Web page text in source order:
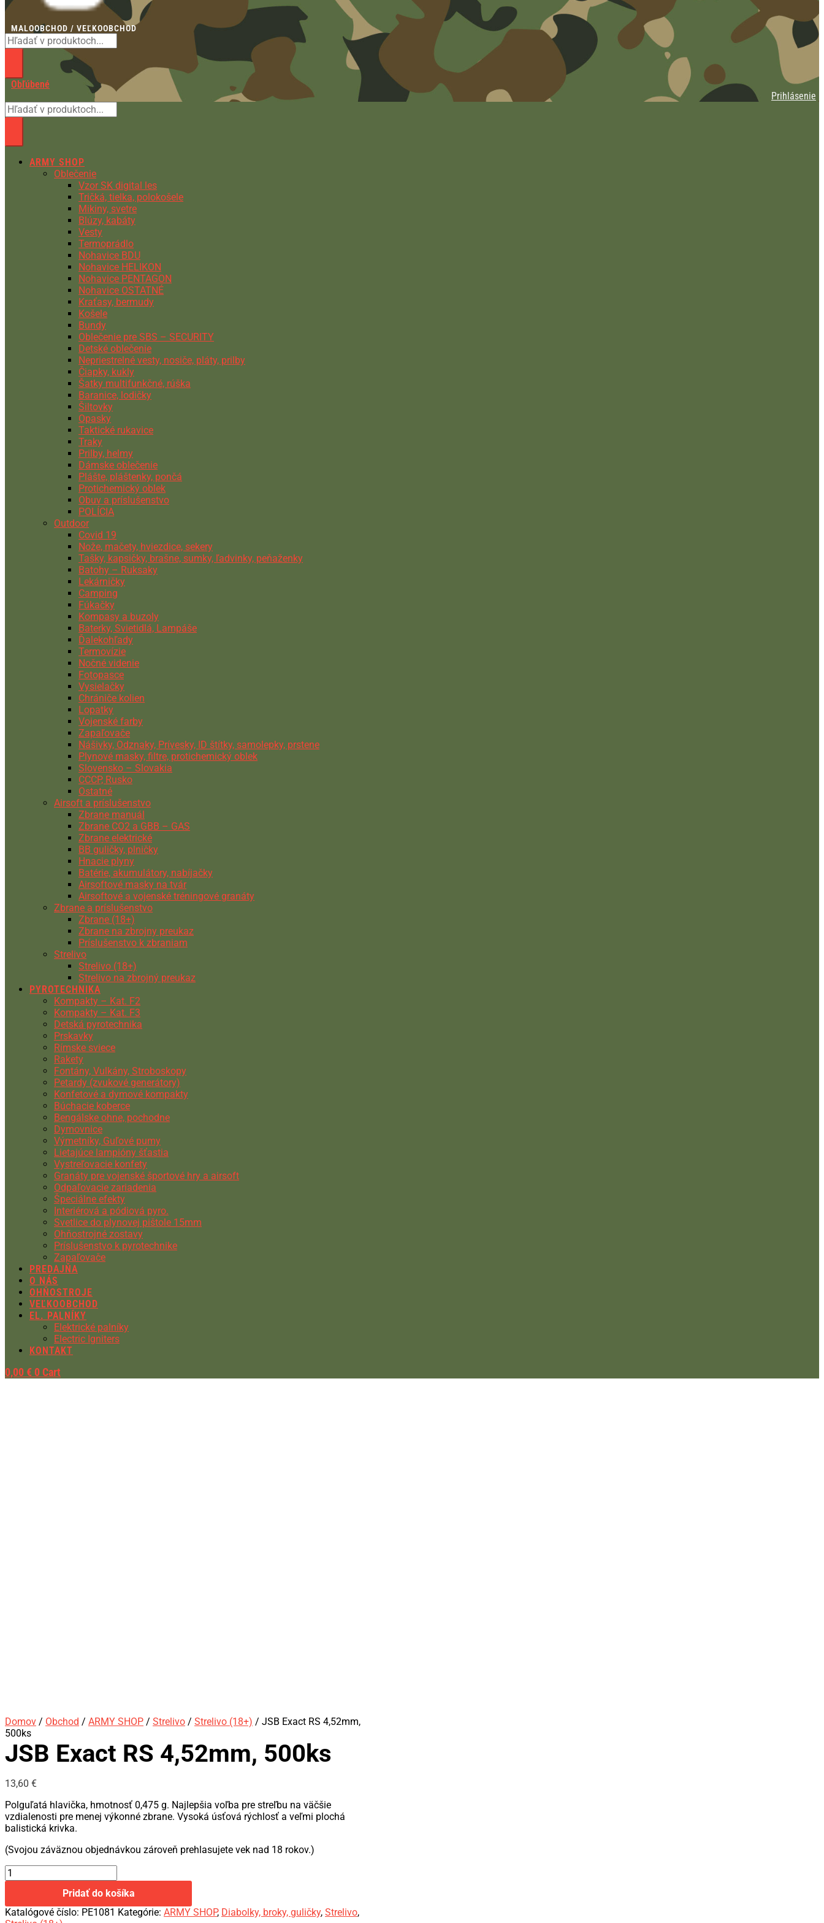
MALOOBCHOD / VEĽKOOBCHOD
Obľúbené
Prihlásenie
ARMY SHOP
Oblečenie
Vzor SK digital les
Tričká, tielka, polokošele
Mikiny, svetre
Blúzy, kabáty
Vesty
Termoprádlo
Nohavice BDU
Nohavice HELIKON
Nohavice PENTAGON
Nohavice OSTATNÉ
Kraťasy, bermudy
Košele
Bundy
Oblečenie pre SBS – SECURITY
Detské oblečenie
Nepriestrelné vesty, nosiče, pláty, prilby
Čiapky, kukly
Šatky multifunkčné, rúška
Baranice, lodičky
Šiltovky
Opasky
Taktické rukavice
Traky
Prilby, helmy
Dámske oblečenie
Plášte, pláštenky, pončá
Protichemický oblek
Obuv a príslušenstvo
POLÍCIA
Outdoor
Covid 19
Nože, mačety, hviezdice, sekery
Tašky, kapsičky, brašne, sumky, ľadvinky, peňaženky
Batohy – Ruksaky
Lekárničky
Camping
Fúkačky
Kompasy a buzoly
Baterky, Svietidlá, Lampáše
Ďalekohľady
Termovízie
Nočné videnie
Fotopasce
Vysielačky
Chrániče kolien
Lopatky
Vojenské farby
Zapaľovače
Nášivky, Odznaky, Prívesky, ID štítky, samolepky, prstene
Plynové masky, filtre, protichemický oblek
Slovensko – Slovakia
CCCP, Rusko
Ostatné
Airsoft a príslušenstvo
Zbrane manuál
Zbrane CO2 a GBB – GAS
Zbrane elektrické
BB guličky, plničky
Hnacie plyny
Batérie, akumulátory, nabíjačky
Airsoftové masky na tvár
Airsoftové a vojenské tréningové granáty
Zbrane a príslušenstvo
Zbrane (18+)
Zbrane na zbrojny preukaz
Príslušenstvo k zbraniam
Strelivo
Strelivo (18+)
Strelivo na zbrojný preukaz
PYROTECHNIKA
Kompakty – Kat. F2
Kompakty – Kat. F3
Detská pyrotechnika
Prskavky
Rímske sviece
Rakety
Fontány, Vulkány, Stroboskopy
Petardy (zvukové generátory)
Konfetové a dymové kompakty
Búchacie koberce
Bengálske ohne, pochodne
Dymovnice
Výmetníky, Guľové pumy
Lietajúce lampióny šťastia
Vystreľovacie konfety
Granáty pre vojenské športové hry a airsoft
Odpaľovacie zariadenia
Špeciálne efekty
Interiérová a pódiová pyro.
Svetlice do plynovej pištole 15mm
Ohňostrojné zostavy
Príslušenstvo k pyrotechnike
Zapaľovače
PREDAJŇA
O NÁS
OHŇOSTROJE
VEĽKOOBCHOD
EL. PALNÍKY
Elektrické palníky
Electric Igniters
KONTAKT
0,00 € 0 Cart
Domov / Obchod / ARMY SHOP / Strelivo / Strelivo (18+) / JSB Exact RS 4,52mm,
500ks
JSB Exact RS 4,52mm, 500ks
13,60 €
Polguľatá hlavička, hmotnosť 0,475 g. Najlepšia voľba pre streľbu na väčšie
vzdialenosti pre menej výkonné zbrane. Vysoká úsťová rýchlosť a veľmi plochá
balistická krivka.
(Svojou záväznou objednávkou zároveň prehlasujete vek nad 18 rokov.)
Pridať do košíka
Katalógové číslo: PE1081 Kategórie: ARMY SHOP, Diabolky, broky, guličky, Strelivo,